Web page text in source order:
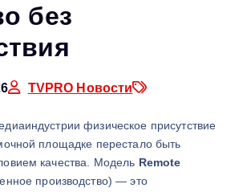
без
TVPRO Новости
физическое присутствие
площадке перестало быть
качества. Модель Remote
производство) — это